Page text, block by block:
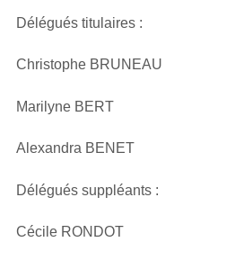
Délégués titulaires :
Christophe BRUNEAU
Marilyne BERT
Alexandra BENET
Délégués suppléants :
Cécile RONDOT